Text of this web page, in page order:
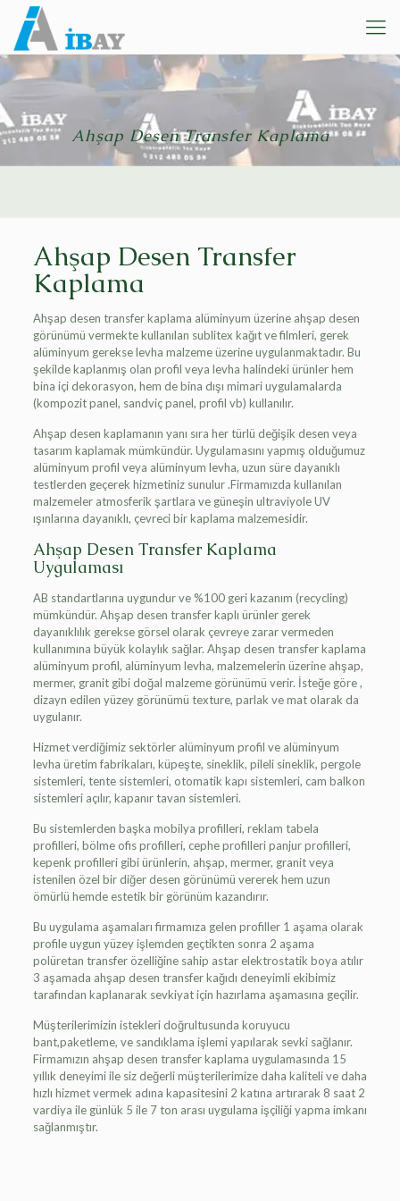
Ahşap Desen Transfer Kaplama
Ahşap Desen Transfer
Kaplama
Ahşap desen transfer kaplama alüminyum üzerine ahşap desen
görünümü vermekte kullanılan sublitex kağıt ve filmleri, gerek
alüminyum gerekse levha malzeme üzerine uygulanmaktadır. Bu
şekilde kaplanmış olan profil veya levha halindeki ürünler hem
bina içi dekorasyon, hem de bina dışı mimari uygulamalarda
(kompozit panel, sandviç panel, profil vb) kullanılır.
Ahşap desen kaplamanın yanı sıra her türlü değişik desen veya
tasarım kaplamak mümkündür. Uygulamasını yapmış olduğumuz
alüminyum profil veya alüminyum levha, uzun süre dayanıklı
testlerden geçerek hizmetiniz sunulur .Firmamızda kullanılan
malzemeler atmosferik şartlara ve güneşin ultraviyole UV
ışınlarına dayanıklı, çevreci bir kaplama malzemesidir.
Ahşap Desen Transfer Kaplama
Uygulaması
AB standartlarına uygundur ve %100 geri kazanım (recycling)
mümkündür. Ahşap desen transfer kaplı ürünler gerek
dayanıklılık gerekse görsel olarak çevreye zarar vermeden
kullanımına büyük kolaylık sağlar. Ahşap desen transfer kaplama
alüminyum profil, alüminyum levha, malzemelerin üzerine ahşap,
mermer, granit gibi doğal malzeme görünümü verir. İsteğe göre ,
dizayn edilen yüzey görünümü texture, parlak ve mat olarak da
uygulanır.
Hizmet verdiğimiz sektörler alüminyum profil ve alüminyum
levha üretim fabrikaları, küpeşte, sineklik, pileli sineklik, pergole
sistemleri, tente sistemleri, otomatik kapı sistemleri, cam balkon
sistemleri açılır, kapanır tavan sistemleri.
Bu sistemlerden başka mobilya profilleri, reklam tabela
profilleri, bölme ofis profilleri, cephe profilleri panjur profilleri,
kepenk profilleri gibi ürünlerin, ahşap, mermer, granit veya
istenilen özel bir diğer desen görünümü vererek hem uzun
ömürlü hemde estetik bir görünüm kazandırır.
Bu uygulama aşamaları firmamıza gelen profiller 1 aşama olarak
profile uygun yüzey işlemden geçtikten sonra 2 aşama
polüretan transfer özelliğine sahip astar elektrostatik boya atılır
3 aşamada ahşap desen transfer kağıdı deneyimli ekibimiz
tarafından kaplanarak sevkiyat için hazırlama aşamasına geçilir.
Müşterilerimizin istekleri doğrultusunda koruyucu
bant,paketleme, ve sandıklama işlemi yapılarak sevki sağlanır.
Firmamızın ahşap desen transfer kaplama uygulamasında 15
yıllık deneyimi ile siz değerli müşterilerimize daha kaliteli ve daha
hızlı hizmet vermek adına kapasitesini 2 katına artırarak 8 saat 2
vardiya ile günlük 5 ile 7 ton arası uygulama işçiliği yapma imkanı
sağlanmıştır.